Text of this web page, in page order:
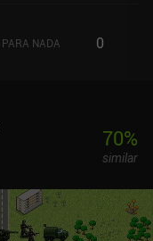
PARA NADA 0
70%
similar